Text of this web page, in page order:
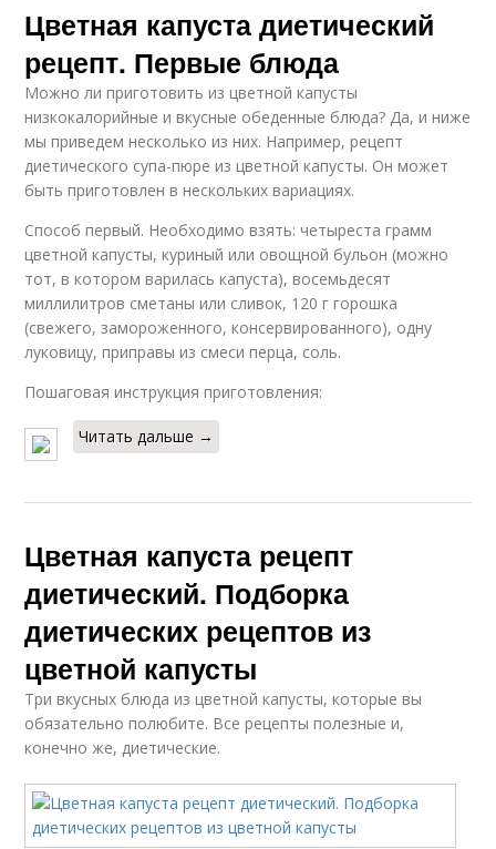
Цветная капуста диетический
рецепт. Первые блюда
Можно ли приготовить из цветной капусты
низкокалорийные и вкусные обеденные блюда? Да, и ниже
мы приведем несколько из них. Например, рецепт
диетического супа-пюре из цветной капусты. Он может
быть приготовлен в нескольких вариациях.
Способ первый. Необходимо взять: четыреста грамм
цветной капусты, куриный или овощной бульон (можно
тот, в котором варилась капуста), восемьдесят
миллилитров сметаны или сливок, 120 г горошка
(свежего, замороженного, консервированного), одну
луковицу, приправы из смеси перца, соль.
Пошаговая инструкция приготовления:
Читать дальше →
Цветная капуста рецепт
диетический. Подборка
диетических рецептов из
цветной капусты
Три вкусных блюда из цветной капусты, которые вы
обязательно полюбите. Все рецепты полезные и,
конечно же, диетические.